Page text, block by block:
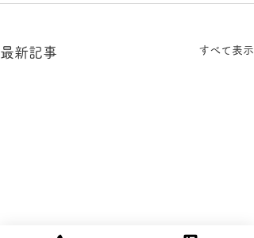
最新記事 すべて表示